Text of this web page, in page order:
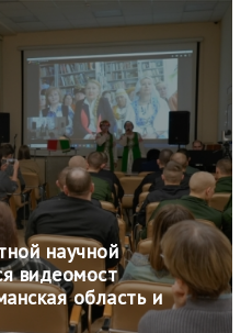
научной
видеомост
область и